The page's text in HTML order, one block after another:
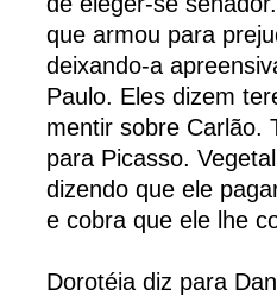
que armou para
deixando-a
Paulo. Eles dizem
mentir sobre Carlão.
para Picasso.
dizendo que ele
e cobra que ele lhe
Dorotéia diz para